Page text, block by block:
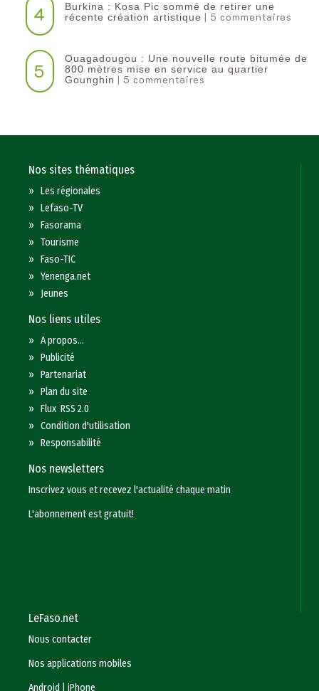
4
Burkina : Kosa Pic sommé de retirer une
récente création artistique | 5 commentaires
5
Ouagadougou : Une nouvelle route bitumée de
800 mètres mise en service au quartier
Gounghin | 5 commentaires
Nos sites thématiques
»Les régionales
»Lefaso-TV
»Fasorama
»Tourisme
»Faso-TIC
»Yenenga.net
» Jeunes
Nos liens utiles
»A propos...
»Publicité
»Partenariat
»Plan du site
»Flux RSS 2.0
»Condition d'utilisation
»Responsabilité
Nos newsletters
Inscrivez vous et recevez l'actualité chaque matin
L'abonnement est gratuit!
LeFaso.net
Nous contacter
Nos applications mobiles
Android
|iPhone